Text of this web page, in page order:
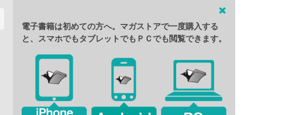
電子書籍は初めての方へ。マガストアで一度購入する
と、スマホでもタブレットでもＰＣでも閲覧できます。